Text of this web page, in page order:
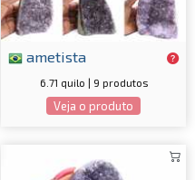
ametista
6.71 quilo | 9 produtos
Veja o produto